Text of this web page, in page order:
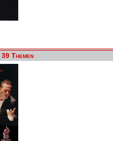
Themen